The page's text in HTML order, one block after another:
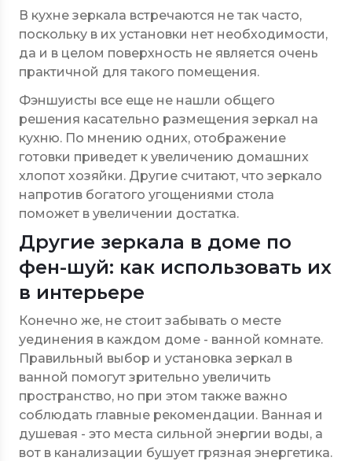
В кухне зеркала встречаются не так часто,
поскольку в их установки нет необходимости,
да и в целом поверхность не является очень
практичной для такого помещения.
Фэншуисты все еще не нашли общего
решения касательно размещения зеркал на
кухню. По мнению одних, отображение
готовки приведет к увеличению домашних
хлопот хозяйки. Другие считают, что зеркало
напротив богатого угощениями стола
поможет в увеличении достатка.
Другие зеркала в доме по
фен-шуй: как использовать их
в интерьере
Конечно же, не стоит забывать о месте
уединения в каждом доме - ванной комнате.
Правильный выбор и установка зеркал в
ванной помогут зрительно увеличить
пространство, но при этом также важно
соблюдать главные рекомендации. Ванная и
душевая - это места сильной энергии воды, а
вот в канализации бушует грязная энергетика.